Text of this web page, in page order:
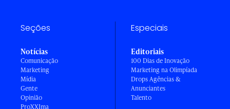
Seções
Notícias
Comunicação
Marketing
Mídia
Gente
Opinião
ProXXIma
Especiais
Editoriais
100 Dias de Inovação
Marketing na Olimpíada
Drops Agências &
Anunciantes
Talento